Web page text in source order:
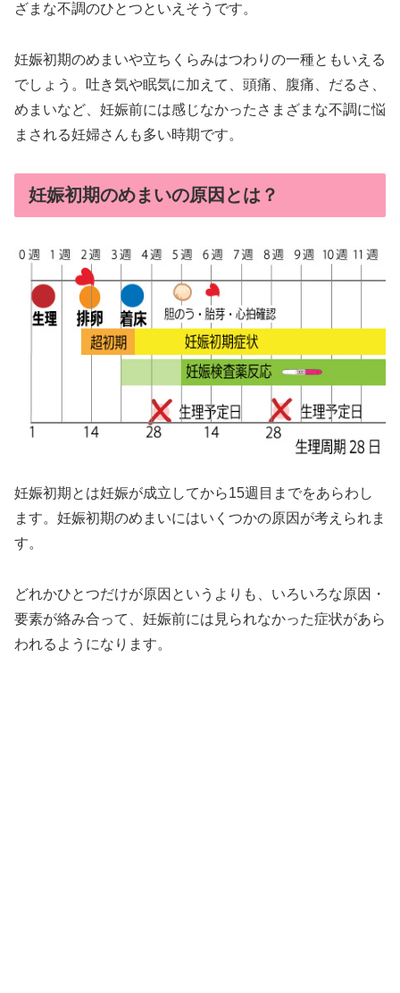
ざまな不調のひとつといえそうです。
妊娠初期のめまいや立ちくらみはつわりの一種ともいえる
でしょう。吐き気や眠気に加えて、頭痛、腹痛、だるさ、
めまいなど、妊娠前には感じなかったさまざまな不調に悩
まされる妊婦さんも多い時期です。
妊娠初期のめまいの原因とは？
妊娠初期とは妊娠が成立してから15週目までをあらわし
ます。妊娠初期のめまいにはいくつかの原因が考えられま
す。
どれかひとつだけが原因というよりも、いろいろな原因・
要素が絡み合って、妊娠前には見られなかった症状があら
われるようになります。